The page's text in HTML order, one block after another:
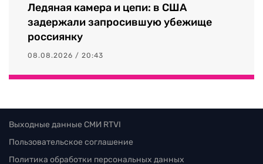
Ледяная камера и цепи: в США
задержали запросившую убежище
россиянку
08.08.2026 / 20:43
Выходные данные СМИ RTVI
Пользовательское соглашение
Политика обработки персональных данных